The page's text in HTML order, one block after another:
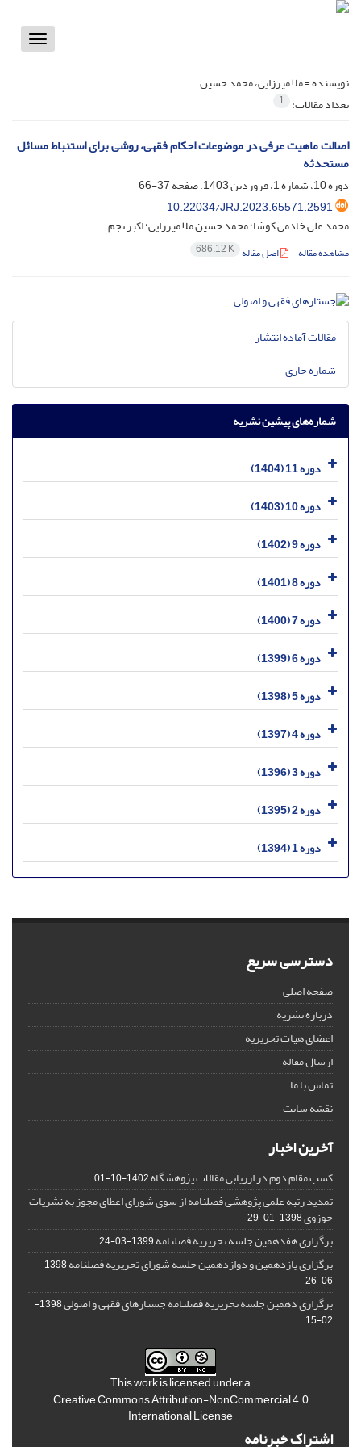
Toggle
نویسنده =ملا میرزایی، محمد حسین
تعداد مقالات: 1
اصالت ماهیت عرفی در موضوعات احکام فقهی، روشی برای استنباط مسائل
مستحدثه
دوره 10، شماره 1، فروردین 1403، صفحه
37-66
10.22034/JRJ.2023.65571.2591
محمد علی خادمی کوشا؛ محمد حسین ملا میرزایی؛ اکبر نجم
مشاهده مقاله اصل مقاله 686.12 K
مقالات آماده انتشار
شماره جاری
شماره‌های پیشین نشریه
دوره 11 (1404)
دوره 10 (1403)
دوره 9 (1402)
دوره 8 (1401)
دوره 7 (1400)
دوره 6 (1399)
دوره 5 (1398)
دوره 4 (1397)
دوره 3 (1396)
دوره 2 (1395)
دوره 1 (1394)
دسترسی سریع
صفحه اصلی
درباره نشریه
اعضای هیات تحریریه
ارسال مقاله
تماس با ما
نقشه سایت
آخرین اخبار
کسب مقام دوم در ارزیابی مقالات پژوهشگاه1402-10-01
تمدید رتبه علمی پژوهشی فصلنامه از سوی شورای اعطای مجوز به نشریات
حوزوی1398-01-29
برگزاری هفدهمین جلسه تحریریه فصلنامه1399-03-24
برگزاری یازدهمین و دوازدهمین جلسه شورای تحریریه فصلنامه
1398-
06-26
برگزاری دهمین جلسه تحریریه فصلنامه جستارهای فقهی و اصولی
1398-
02-15
This work is licensed under a
Creative Commons Attribution-NonCommercial 4.0
International License
اشتراک خبرنامه